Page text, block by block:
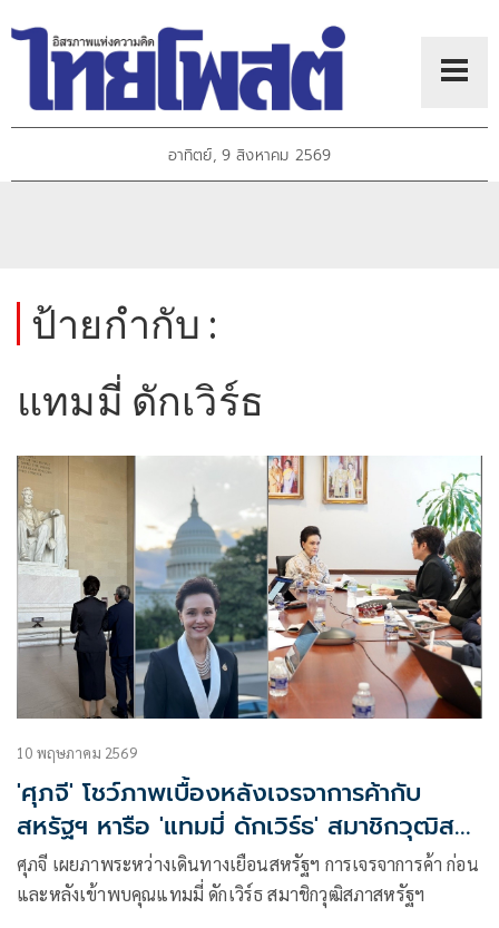
อาทิตย์, 9 สิงหาคม 2569
ป้ายกำกับ :
แทมมี่ ดักเวิร์ธ
10 พฤษภาคม 2569
'ศุภจี' โชว์ภาพเบื้องหลังเจรจาการค้ากับ
สหรัฐฯ หารือ 'แทมมี่ ดักเวิร์ธ' สมาชิกวุฒิสภา
สหรัฐฯ
ศุภจี เผยภาพระหว่างเดินทางเยือนสหรัฐฯ การเจรจาการค้า ก่อน
และหลังเข้าพบคุณแทมมี่ ดักเวิร์ธ สมาชิกวุฒิสภาสหรัฐฯ